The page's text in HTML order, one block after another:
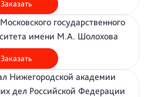
Заказать
государственного
имени М.А. Шолохова
Заказать
Нижегородской академии
дел Российской Федерации